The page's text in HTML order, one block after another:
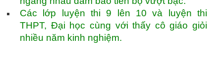
Các lớp luyện thi 9 lên 10 và luyện thi
THPT, Đại học cùng với thấy cô giáo giỏi
nhiều năm kinh nghiệm.